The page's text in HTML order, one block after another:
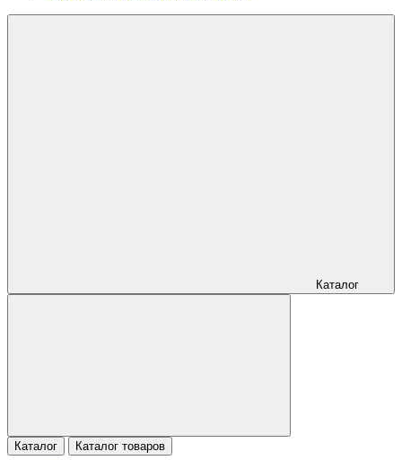
Каталог
Каталог Каталог товаров